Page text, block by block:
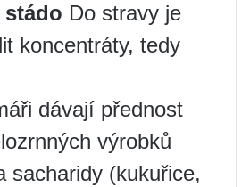
Do stravy je
koncentráty, tedy
dávají přednost
výrobků
sacharidy (kukuřice,